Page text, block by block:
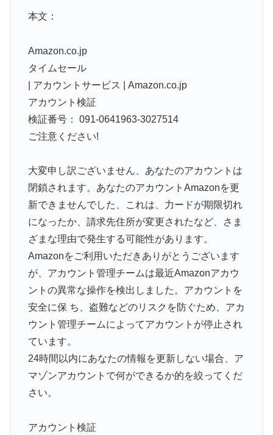
本文：
Amazon.co.jp
タイムセール
| アカウントサービス | Amazon.co.jp
アカウント検証
検証番号： 091-0641963-3027514
ご注意ください!
大変申し訳ございません、あなたのアカウントは
閉鎖されます。あなたのアカウントAmazonを更
新できませんでした、これは、力ードが期限切れ
になったか、請求先住所が変更されたなど、さま
ざまな理由で発生する可能性があります。
Amazonをご利用いただきありがとうございます
が、アカウント管理チームは最近Amazonアカウ
ントの異常な操作を検出しました。アカウントを
安全に保 ち、盗難などのリスクを防ぐため、アカ
ウント管理チームによってアカウントが停止され
ています。
24時間以内にあなたの情報を更新しない場合、ア
マゾンアカウントで何ができるか的を絞ってくだ
さい。
アカウント検証